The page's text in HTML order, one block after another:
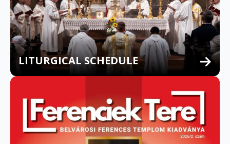
LITURGICAL SCHEDULE